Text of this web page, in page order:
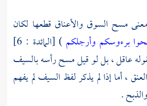
مسح السوق والأعناق قطعها لكان
برءوسكم وأرجلكم
) [المائدة : 6]
عاقل ، بل لو قيل مسح رأسه بالسيف
، أما إذا لم يذكر لفظ السيف لم يفهم
.